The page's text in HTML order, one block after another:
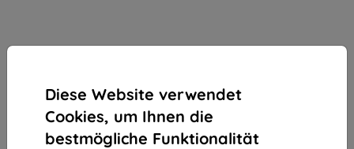
Diese Website verwendet
Cookies, um Ihnen die
bestmögliche Funktionalität